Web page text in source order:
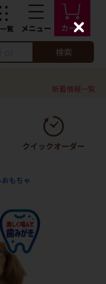
検索
新着情報一覧
もちゃ
C
l
s